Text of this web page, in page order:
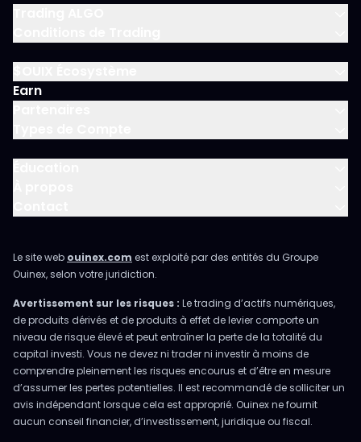
Earn
Le site web ouinex.com est exploité par des entités du Groupe
Ouinex, selon votre juridiction.
Avertissement sur les risques : Le trading d’actifs numériques,
de produits dérivés et de produits à effet de levier comporte un
niveau de risque élevé et peut entraîner la perte de la totalité du
capital investi. Vous ne devez ni trader ni investir à moins de
comprendre pleinement les risques encourus et d’être en mesure
d’assumer les pertes potentielles. Il est recommandé de solliciter un
avis indépendant lorsque cela est approprié. Ouinex ne fournit
aucun conseil financier, d’investissement, juridique ou fiscal.